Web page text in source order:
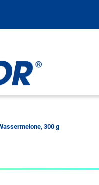
300 g